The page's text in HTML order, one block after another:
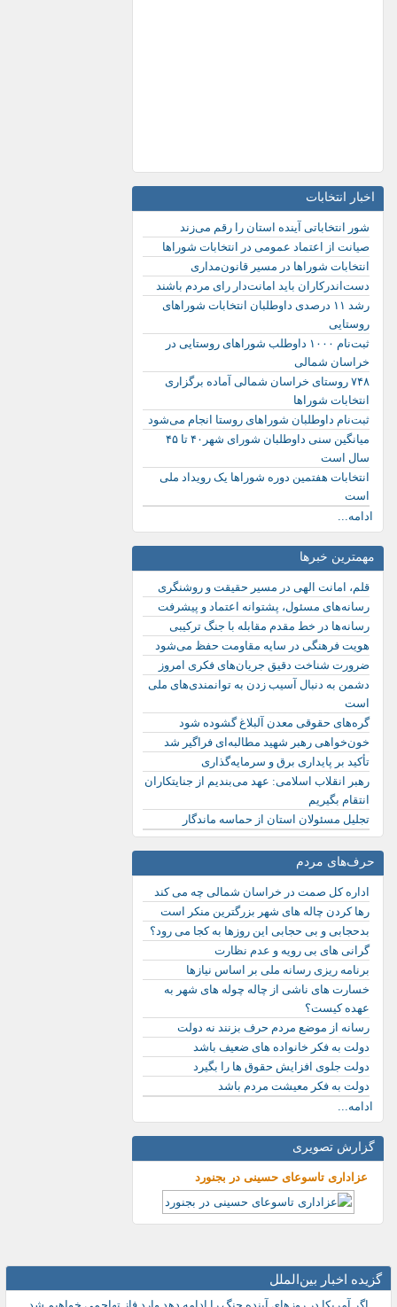
اخبار انتخابات
شور انتخاباتی آینده استان را رقم می‌زند
صیانت از اعتماد عمومی در انتخابات شوراها
انتخابات شوراها در مسیر قانون‌مداری
دست‌اندرکاران باید امانت‌دار رای مردم باشند
رشد ۱۱ درصدی داوطلبان انتخابات شوراهای
روستایی
ثبت‌نام ۱۰۰۰ داوطلب شوراهای روستایی در
خراسان شمالی
۷۴۸ روستای خراسان شمالی آماده برگزاری
انتخابات شوراها
ثبت‌نام داوطلبان شوراهای روستا انجام می‌شود
میانگین سنی داوطلبان شورای شهر۴۰ تا ۴۵
سال است
انتخابات هفتمین دوره شوراها یک رویداد ملی
است
ادامه...
مهمترین خبرها
قلم، امانت الهی در مسیر حقیقت و روشنگری
رسانه‌های مسئول، پشتوانه اعتماد و پیشرفت
رسانه‌ها در خط مقدم مقابله با جنگ ترکیبی
هویت فرهنگی در سایه مقاومت حفظ می‌شود
ضرورت شناخت دقیق جریان‌های فکری امروز
دشمن به دنبال آسیب زدن به توانمندی‌های ملی
است
گره‌های حقوقی معدن آلبلاغ گشوده شود
خون‌خواهی رهبر شهید مطالبه‌ای فراگیر شد
تأکید بر پایداری برق و سرمایه‌گذاری
رهبر انقلاب اسلامی: عهد می‌بندیم از جنایتکاران
انتقام بگیریم
تجلیل مسئولان استان از حماسه ماندگار
حرف‌های مردم
اداره کل صمت در خراسان شمالی چه می کند
رها کردن چاله های شهر بزرگترین منکر است
بدحجابی و بی حجابی این روزها به کجا می رود؟
گرانی های بی رویه و عدم نظارت
برنامه ریزی رسانه ملی بر اساس نیازها
خسارت های ناشی از چاله چوله های شهر به
عهده کیست؟
رسانه از موضع مردم حرف بزنند نه دولت
دولت به فکر خانواده های ضعیف باشد
دولت جلوی افزایش حقوق ها را بگیرد
دولت به فکر معیشت مردم باشد
ادامه...
گزارش تصویری
عزاداری تاسوعای حسینی در بجنورد در آستانه عید...
گزیده اخبار بین‌الملل